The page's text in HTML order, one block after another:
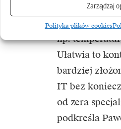
Zarządzaj
Polityka plików cookies
monitoringu
np.
Ułatwia to
bardziej
IT bez
od zera
podkreśla